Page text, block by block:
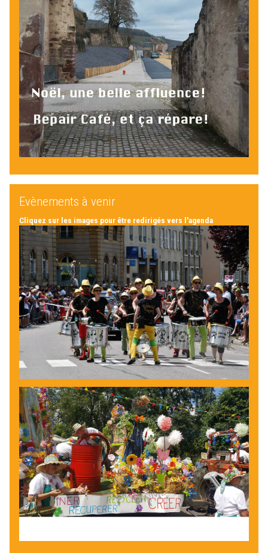
Evènements à venir
Cliquez sur les images pour être redirigés vers l'agenda